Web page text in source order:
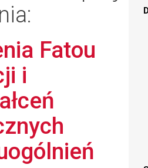
Fatou
i